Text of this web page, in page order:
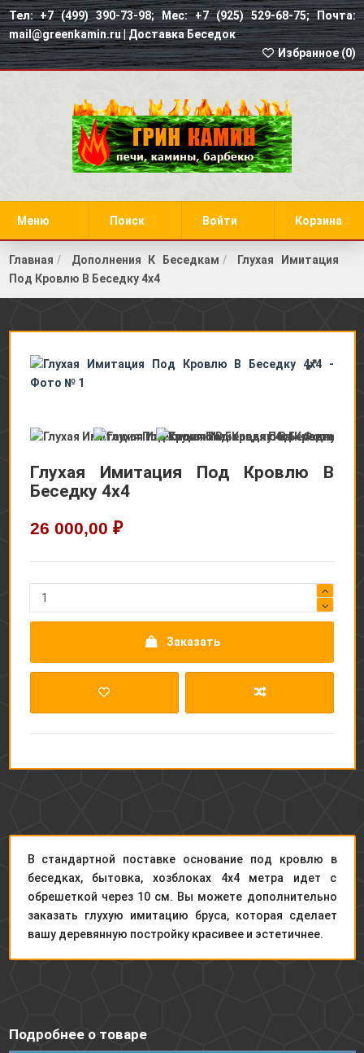
Тел: +7 (499) 390-73-98; Мес: +7 (925) 529-68-75; Почта:
mail@greenkamin.ru |Доставка Беседок
Избранное (0)
Меню Поиск Войти Корзина
Главная Дополнения К Беседкам
Глухая Имитация
Под Кровлю В Беседку 4х4
Глухая Имитация Под Кровлю В
Беседку 4х4
26 000,00 ₽
Заказать
В стандартной поставке основание под кровлю в
беседках, бытовка, хозблоках 4х4 метра идет с
обрешеткой через 10 см. Вы можете дополнительно
заказать глухую имитацию бруса, которая сделает
вашу деревянную постройку красивее и эстетичнее.
Подробнее о товаре